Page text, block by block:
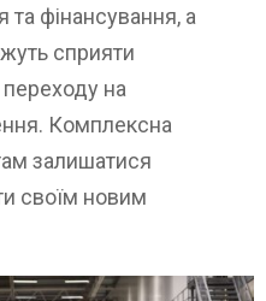
та фінансування, а
сприяти
на
Комплексна
залишатися
своїм новим